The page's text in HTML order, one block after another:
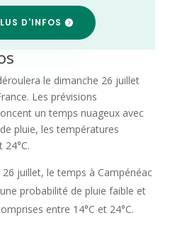
D'INFOS
le dimanche 26 juillet
Les prévisions
un temps nuageux avec
pluie, les températures
24°C.
juillet, le temps à Campénéac
probabilité de pluie faible et
entre 14°C et 24°C.